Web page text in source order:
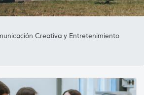
Creativa y Entretenimiento